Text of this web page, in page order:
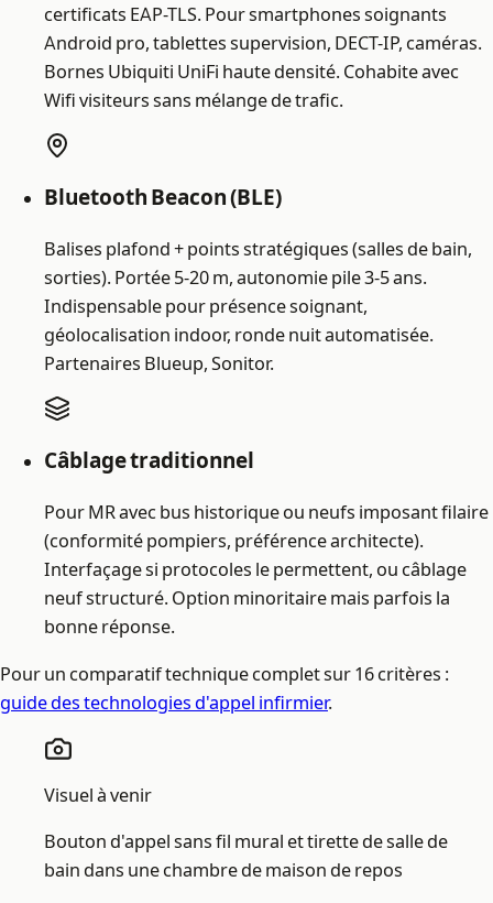
certificats EAP-TLS. Pour smartphones soignants
Android pro, tablettes supervision, DECT-IP, caméras.
Bornes Ubiquiti UniFi haute densité. Cohabite avec
Wifi visiteurs sans mélange de trafic.
Bluetooth Beacon (BLE)
Balises plafond + points stratégiques (salles de bain,
sorties). Portée 5-20 m, autonomie pile 3-5 ans.
Indispensable pour présence soignant,
géolocalisation indoor, ronde nuit automatisée.
Partenaires Blueup, Sonitor.
Câblage traditionnel
Pour MR avec bus historique ou neufs imposant filaire
(conformité pompiers, préférence architecte).
Interfaçage si protocoles le permettent, ou câblage
neuf structuré. Option minoritaire mais parfois la
bonne réponse.
Pour un comparatif technique complet sur 16 critères :
guide des technologies d'appel infirmier.
Visuel à venir
Bouton d'appel sans fil mural et tirette de salle de
bain dans une chambre de maison de repos